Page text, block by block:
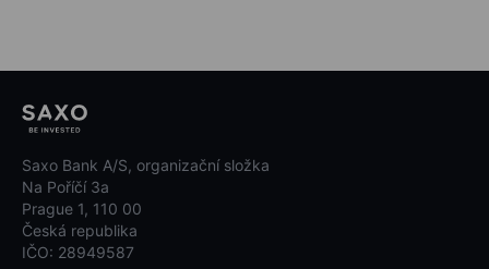
Saxo Bank A/S, organizační složka
Na Poříčí 3a
Prague 1, 110 00
Česká republika
IČO: 28949587